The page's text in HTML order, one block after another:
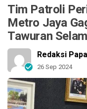
Tim Patroli
Metro Jaya
Tawuran
Redaksi
26 Sep 2024